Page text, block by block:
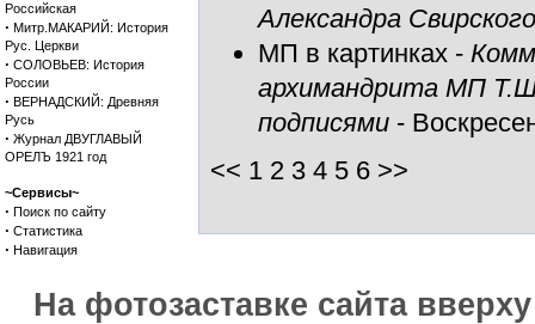
Российская
· Митр.МАКАРИЙ: История
Рус. Церкви
· СОЛОВЬЕВ: История
России
· ВЕРНАДСКИЙ: Древняя
Русь
· Журнал ДВУГЛАВЫЙ
ОРЕЛЪ 1921 год
~Сервисы~
· Поиск по сайту
· Статистика
· Навигация
Александра
МП в картинках -
архимандрита МП
подписями -
<< 1 2 3 4 5 6 >>
На фотозаставке сайта